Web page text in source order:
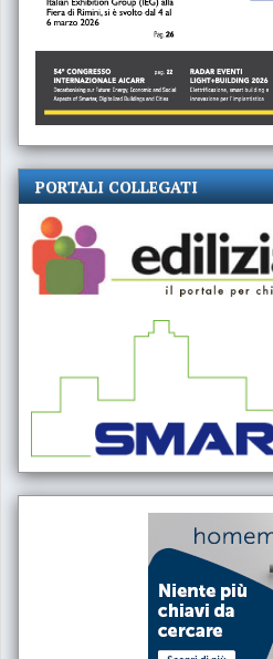
PORTALI COLLEGATI